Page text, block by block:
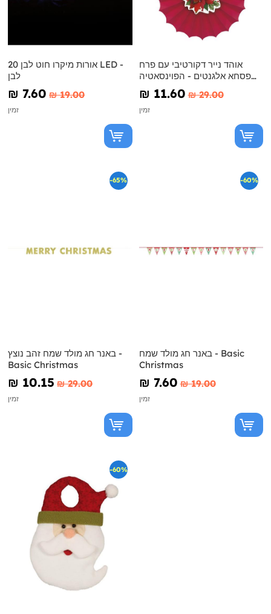
20 אורות מיקרו חוט לבן LED -
לבן
₪‎ 7.60 ₪‎ 19.00
זמין
אוהד נייר דקורטיבי עם פרח
פסחא אלגנטים - הפוינסאטיה
₪‎ 11.60 ₪‎ 29.00
זמין
-65%
באנר חג מולד שמח זהב נוצץ -
Basic Christmas
₪‎ 10.15 ₪‎ 29.00
זמין
-60%
באנר חג מולד שמח - Basic
Christmas
₪‎ 7.60 ₪‎ 19.00
זמין
-60%